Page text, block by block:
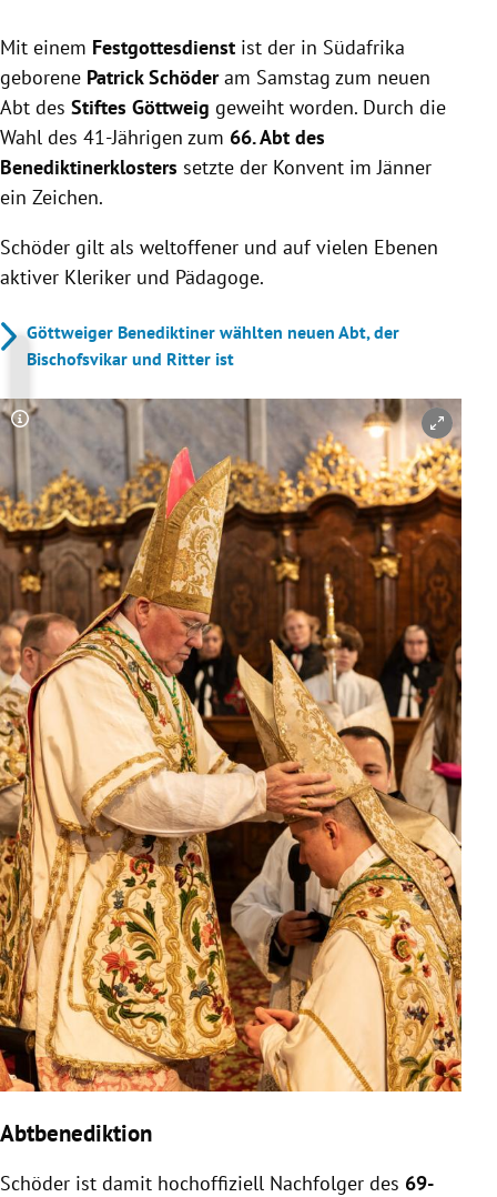
Untermenü
Mit einem Festgottesdienst ist der in Südafrika
geborene Patrick Schöderam Samstag zum neuen
Abt des Stiftes Göttweig geweiht worden. Durch die
Wahl des 41-Jährigen zum 66. Abt des
Benediktinerklosters setzte der Konvent im Jänner
ein Zeichen.
Schöder gilt als weltoffener und auf vielen Ebenen
aktiver Kleriker und Pädagoge.
Göttweiger Benediktiner wählten neuen Abt, der
Bischofsvikar und Ritter ist
Copyright-Hinweis öffnen/schließen
Abtbenediktion
Schöder ist damit hochoffiziell Nachfolger des 69-